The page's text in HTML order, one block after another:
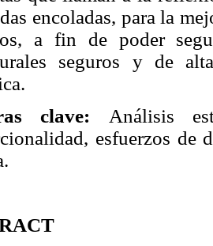
encoladas, para la
a fin de poder
seguros y de
clave: Análisis
esfuerzos de